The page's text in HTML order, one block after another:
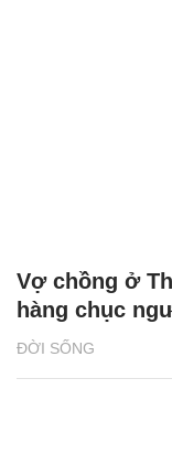
ĐỜI SỐNG
Vợ chồng ở
hàng chục